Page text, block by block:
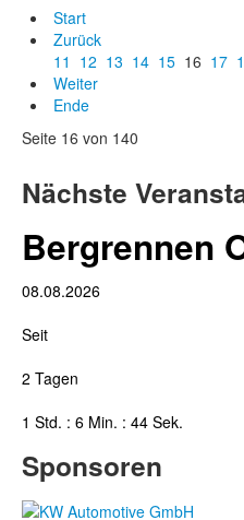
Start
Zurück
11 12 13 14 15 16 17
Weiter
Ende
Seite 16 von 140
Nächste
Bergrennen
08.08.2026
Seit
2 Tagen
1 Std. : 6 Min. : 45 Sek.
Sponsoren